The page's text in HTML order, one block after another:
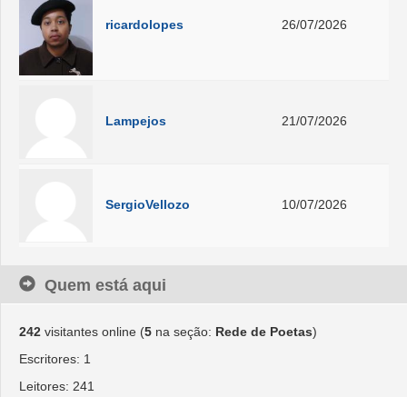
ricardolopes 26/07/2026
Lampejos 21/07/2026
SergioVellozo 10/07/2026
Quem está aqui
242 visitantes online (5 na seção: Rede de Poetas)
Escritores: 1
Leitores: 241